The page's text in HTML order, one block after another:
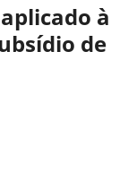
à
de